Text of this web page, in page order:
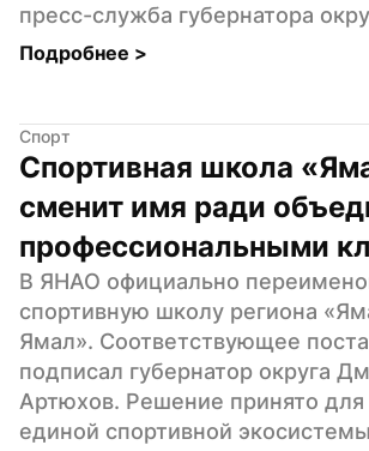
пресс-служба губернатора
Подробнее >
Спорт
Спортивная школа
сменит имя ради
профессиональными
В ЯНАО официально
спортивную школу региона
Ямал». Соответствующее
подписал губернатор округа
Артюхов. Решение принято для
единой спортивной